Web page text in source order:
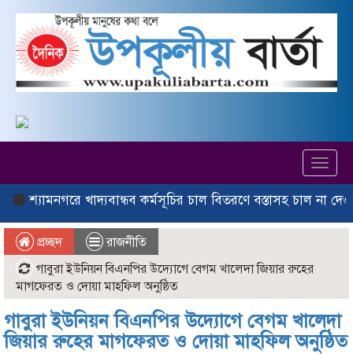
খাদ্যবান্ধব কর্মসূচির চাল বিতরণে বস্তাসহ চাল না দেওয়ার
প্রচ্ছদ
রাজনীতি
গাবুরা ইউনিয়ন বিএনপির উদ্যোগে বেগম খালেদা জিয়ার রুহের
মাগফেরত ও দোয়া মাহফিল অনুষ্ঠিত
গাবুরা ইউনিয়ন বিএনপির উদ্যোগে বেগম খালেদা
জিয়ার রুহের মাগফেরত ও দোয়া মাহফিল অনুষ্ঠিত